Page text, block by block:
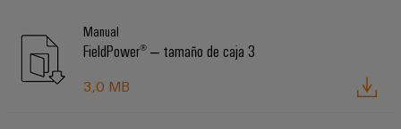
Manual
FieldPower® ‒ tamaño de caja 3
3,0 MB